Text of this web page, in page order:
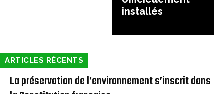
installés
ARTICLES RÉCENTS
La préservation de l’environnement s’inscrit dans